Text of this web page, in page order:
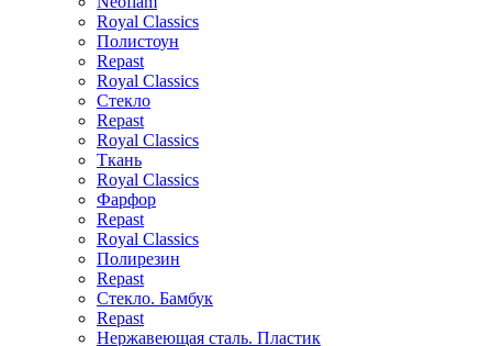
Royal Classics
Полистоун
Repast
Royal Classics
Стекло
Repast
Royal Classics
Ткань
Royal Classics
Фарфор
Repast
Royal Classics
Полирезин
Repast
Стекло. Бамбук
Repast
Нержавеющая сталь. Пластик